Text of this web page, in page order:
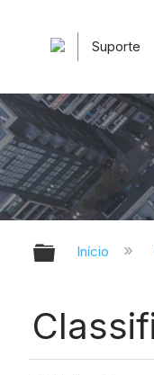
Suporte
Início